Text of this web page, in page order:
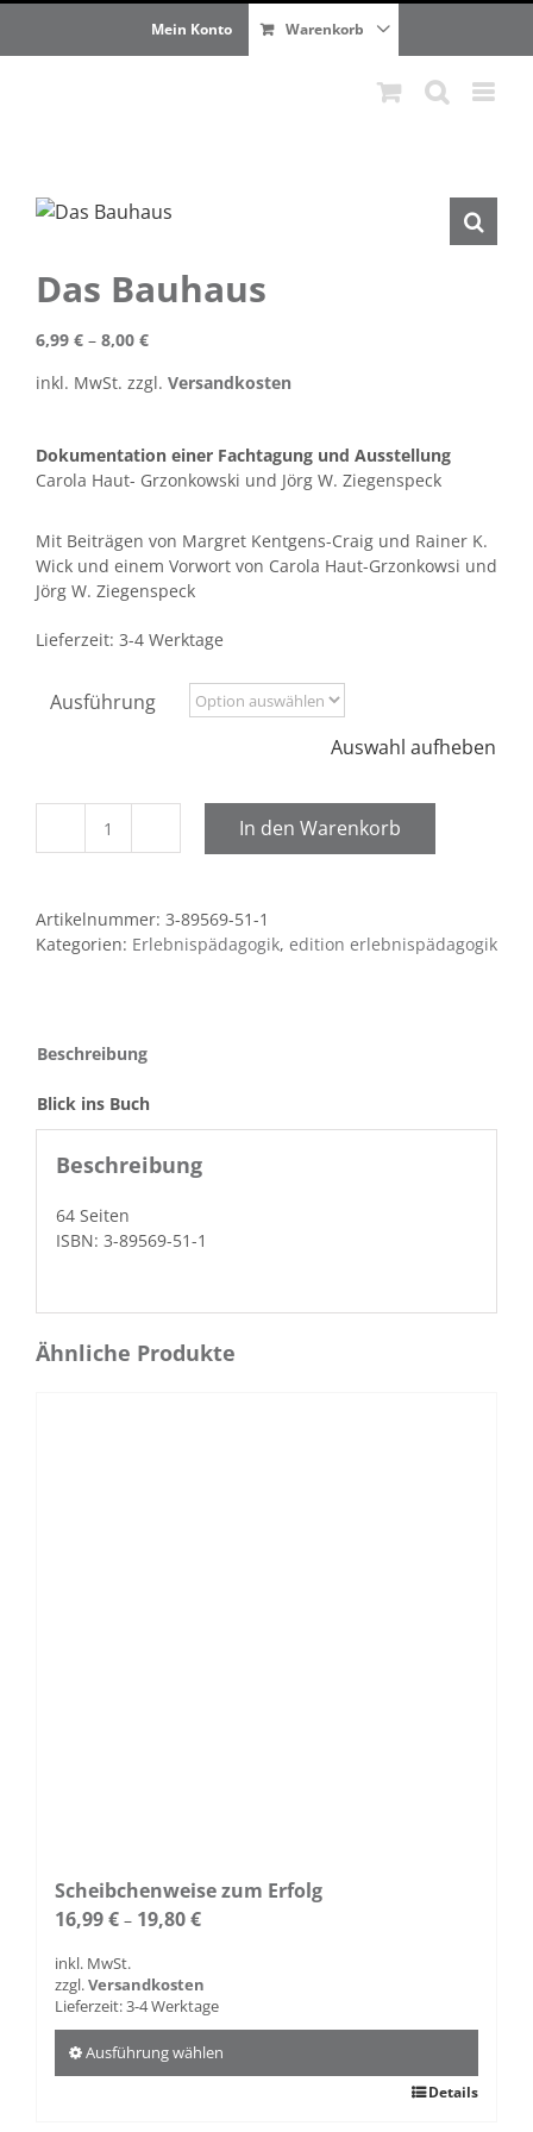
Mein Konto Warenkorb
Das Bauhaus
6,99 € – 8,00 €
inkl. MwSt. zzgl. Versandkosten
Dokumentation einer Fachtagung und Ausstellung
Carola Haut- Grzonkowski und Jörg W. Ziegenspeck
Mit Beiträgen von Margret Kentgens-Craig und Rainer K.
Wick und einem Vorwort von Carola Haut-Grzonkowsi und
Jörg W. Ziegenspeck
Lieferzeit: 3-4 Werktage
Ausführung
Auswahl aufheben
Das
In den Warenkorb
Artikelnummer: 3-89569-51-1
Kategorien: Erlebnispädagogik, edition erlebnispädagogik
Beschreibung
Blick ins Buch
Beschreibung
64 Seit­en
ISBN: 3-89569-51-1
Ähnliche Produkte
Scheibchenweise zum Erfolg
16,99€ – 19,80€
inkl. MwSt.
zzgl.Versandkosten
Lieferzeit:3-4 Werktage
Ausführung wählen
Details